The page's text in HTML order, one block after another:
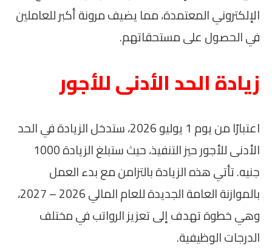
الإلكتروني المعتمدة، مما يضيف مرونة أكبر للعاملين
في الحصول على مستحقاتهم.
زيادة الحد الأدنى للأجور
اعتبارًا من يوم 1 يوليو 2026، ستدخل الزيادة في الحد
الأدنى للأجور حيز التنفيذ، حيث ستبلغ الزيادة 1000
جنيه. تأتي هذه الزيادة بالتزامن مع بدء العمل
بالموازنة العامة الجديدة للعام المالي 2026 – 2027،
وهي خطوة تهدف إلى تعزيز الرواتب في مختلف
الدرجات الوظيفية.